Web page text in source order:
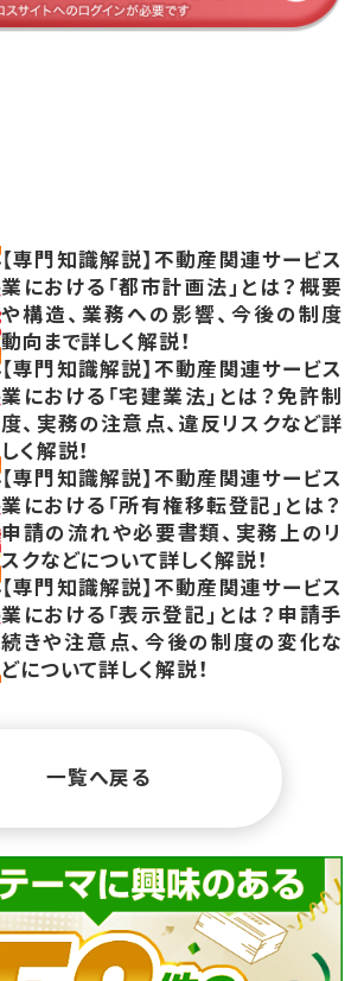
【専門知識解説】不動産関連サービス
業における「都市計画法」とは？概要
や構造、業務への影響、今後の制度
動向まで詳しく解説！
【専門知識解説】不動産関連サービス
業における「宅建業法」とは？免許制
度、実務の注意点、違反リスクなど詳
しく解説！
【専門知識解説】不動産関連サービス
業における「所有権移転登記」とは？
申請の流れや必要書類、実務上のリ
スクなどについて詳しく解説！
【専門知識解説】不動産関連サービス
業における「表示登記」とは？申請手
続きや注意点、今後の制度の変化な
どについて詳しく解説！
一覧へ戻る